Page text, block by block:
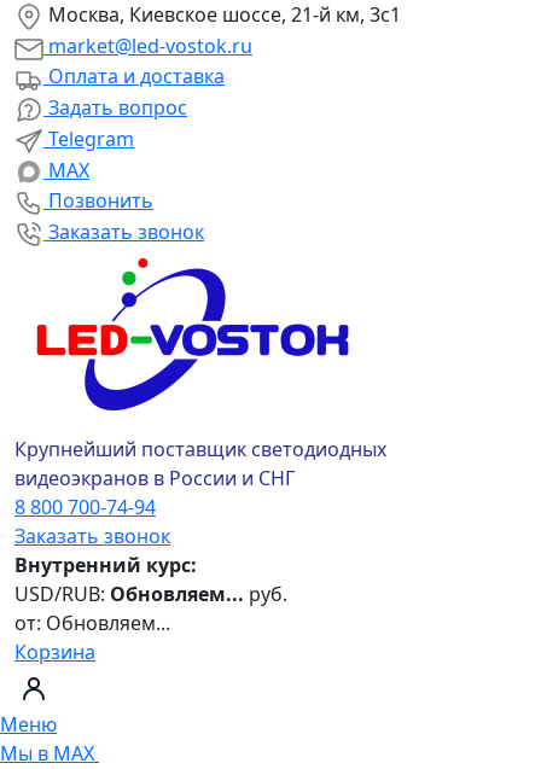
Москва, Киевское шоссе, 21-й км, 3с1
market@led-vostok.ru
Оплата и доставка
Задать вопрос
Telegram
MAX
Позвонить
Заказать звонок
Крупнейший поставщик светодиодных
видеоэкранов в России и СНГ
8 800 700-74-94
Заказать звонок
Внутренний курс:
USD/RUB: Обновляем... руб.
от: Обновляем...
Корзина
Меню
Мы в MAX